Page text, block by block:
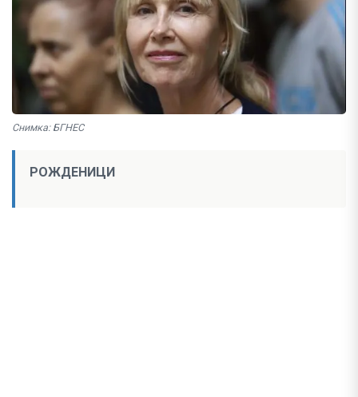
Снимка: БГНЕС
РОЖДЕНИЦИ